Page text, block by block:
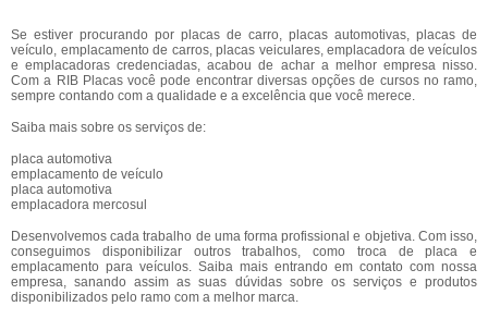
Se estiver procurando por placas de carro, placas automotivas, placas de
veículo, emplacamento de carros, placas veiculares, emplacadora de veículos
e emplacadoras credenciadas, acabou de achar a melhor empresa nisso.
Com a RIB Placas você pode encontrar diversas opções de cursos no ramo,
sempre contando com a qualidade e a excelência que você merece.
Saiba mais sobre os serviços de:
placa automotiva
emplacamento de veículo
placa automotiva
emplacadora mercosul
Desenvolvemos cada trabalho de uma forma profissional e objetiva. Com isso,
conseguimos disponibilizar outros trabalhos, como troca de placa e
emplacamento para veículos. Saiba mais entrando em contato com nossa
empresa, sanando assim as suas dúvidas sobre os serviços e produtos
disponibilizados pelo ramo com a melhor marca.